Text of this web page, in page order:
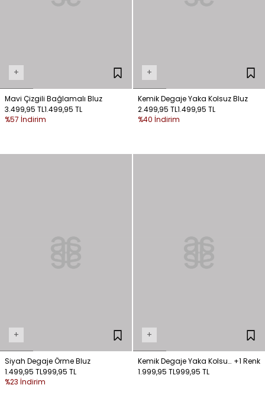
+
Mavi Çizgili Bağlamalı Bluz
3.499,95 TL1.499,95 TL
%57 İndirim
+
Kemik Degaje Yaka Kolsuz Bluz
2.499,95 TL1.499,95 TL
%40 İndirim
+
Siyah Degaje Örme Bluz
1.499,95 TL999,95 TL
%23 İndirim
+
Kemik Degaje Yaka Kolsuz
Bluz
+1 Renk
1.999,95 TL999,95 TL